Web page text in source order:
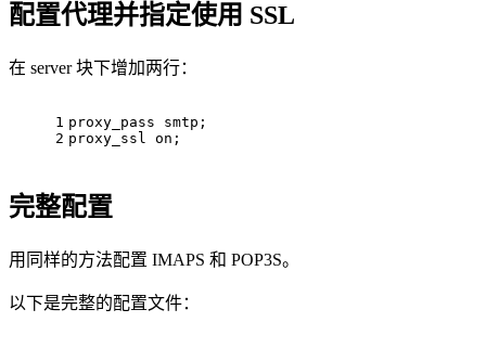
配置代理并指定使用 SSL
在 server 块下增加两行：
1
2
proxy_pass smtp;
proxy_ssl on;
完整配置
用同样的方法配置 IMAPS 和 POP3S。
以下是完整的配置文件：